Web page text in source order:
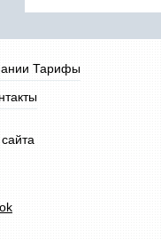
Тарифы